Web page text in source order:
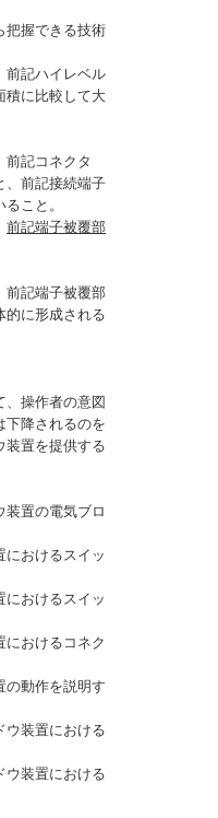
把握できる技術
前記ハイレベル
積に比較して大
前記コネクタ
、前記接続端子
こと。
前記端子被覆部
前記端子被覆部
的に形成される
、操作者の意図
下降されるのを
装置を提供する
装置の電気ブロ
におけるスイッ
におけるスイッ
におけるコネク
の動作を説明す
ウ装置における
ウ装置における